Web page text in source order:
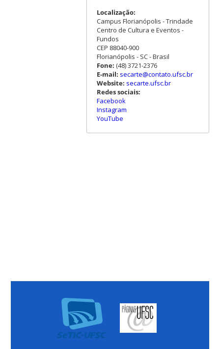
Localização:
Campus Florianópolis - Trindade
Centro de Cultura e Eventos -
Fundos
CEP 88040-900
Florianópolis - SC - Brasil
Fone: (48) 3721-2376
E-mail: secarte@contato.ufsc.br
Website: secarte.ufsc.br
Redes sociais:
Facebook
Instagram
YouTube